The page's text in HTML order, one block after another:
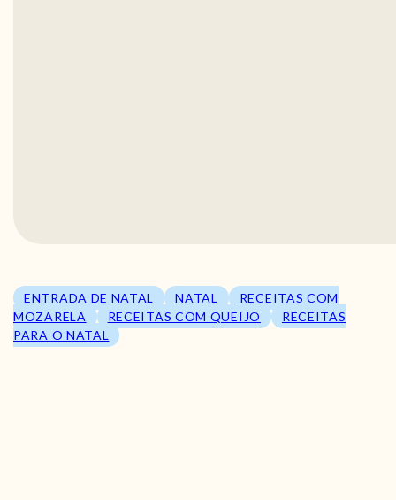
ENTRADA DE NATAL NATAL
RECEITAS COM
MOZARELA
RECEITAS COM QUEIJO
RECEITAS
PARA O NATAL